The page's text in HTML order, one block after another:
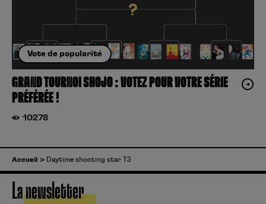
Vote de popularité
GRAND TOURNOI SHOJO : VOTEZ POUR VOTRE SÉRIE
PRÉFÉRÉE !
10278
Accueil Daytime shooting star T3
La newsletter